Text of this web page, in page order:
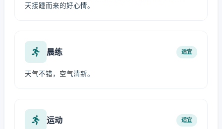
天接踵而来的好心情。
晨练 适宜
天气不错，空气清新。
运动 适宜